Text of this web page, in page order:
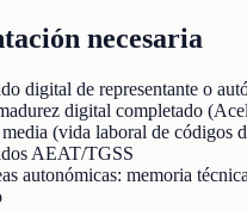
necesaria
digital de representante o
digital completado
(vida laboral de códigos
AEAT/TGSS
autonómicas: memoria